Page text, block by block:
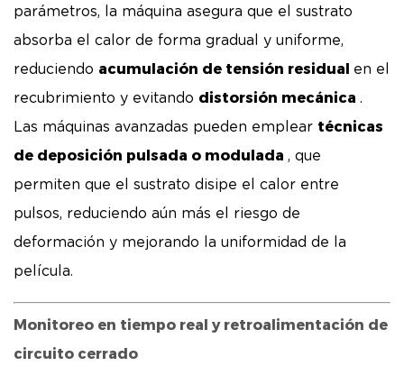
parámetros, la máquina asegura que el sustrato
absorba el calor de forma gradual y uniforme,
reduciendo acumulación de tensión residual en el
recubrimiento y evitando distorsión mecánica .
Las máquinas avanzadas pueden emplear técnicas
de deposición pulsada o modulada , que
permiten que el sustrato disipe el calor entre
pulsos, reduciendo aún más el riesgo de
deformación y mejorando la uniformidad de la
película.
Monitoreo en tiempo real y retroalimentación de
circuito cerrado